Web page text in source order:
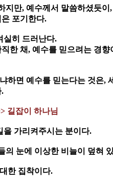
만, 예수께서 말씀하셨듯
포기한다.
실히 드러난다.
한 채, 예수를 믿으려는 경
면 예수를 믿는다는 것은
.
길잡이 하나님
을 가리켜주시는 분이다.
의 눈에 이상한 비늘이 덮혀
한 집착이다.